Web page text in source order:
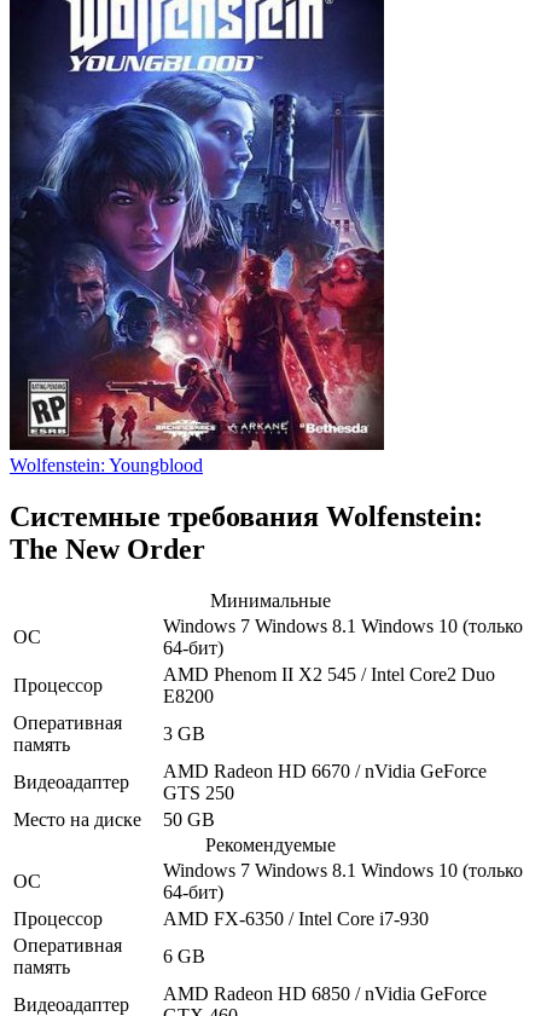
Wolfenstein: Youngblood
Системные требования Wolfenstein:
The New Order
Минимальные
ОС
Windows 7 Windows 8.1 Windows 10 (только
64-бит)
Процессор
AMD Phenom II X2 545 / Intel Core2 Duo
E8200
Оперативная
память
3 GB
Видеоадаптер
AMD Radeon HD 6670 / nVidia GeForce
GTS 250
Место на диске
50 GB
Рекомендуемые
ОС
Windows 7 Windows 8.1 Windows 10 (только
64-бит)
Процессор
AMD FX-6350 / Intel Core i7-930
Оперативная
память
6 GB
Видеоадаптер
AMD Radeon HD 6850 / nVidia GeForce